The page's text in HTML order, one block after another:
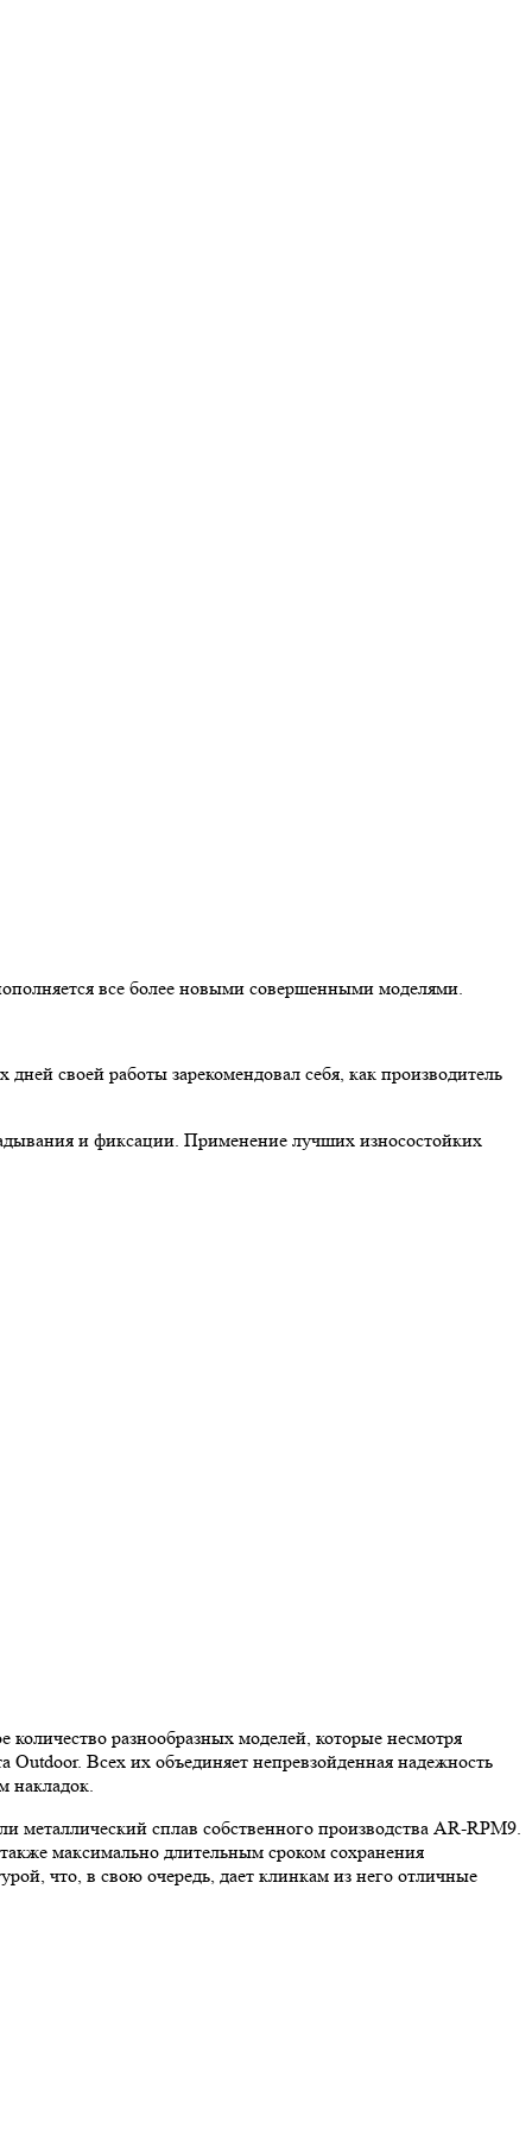
все более новыми совершенными моделями.
своей работы зарекомендовал себя, как производитель
и фиксации. Применение лучших износостойких
разнообразных моделей, которые несмотря
Outdoor. Всех их объединяет непревзойденная надежность
накладок.
металлический сплав собственного производства AR-RPM9.
максимально длительным сроком сохранения
что, в свою очередь, дает клинкам из него отличные